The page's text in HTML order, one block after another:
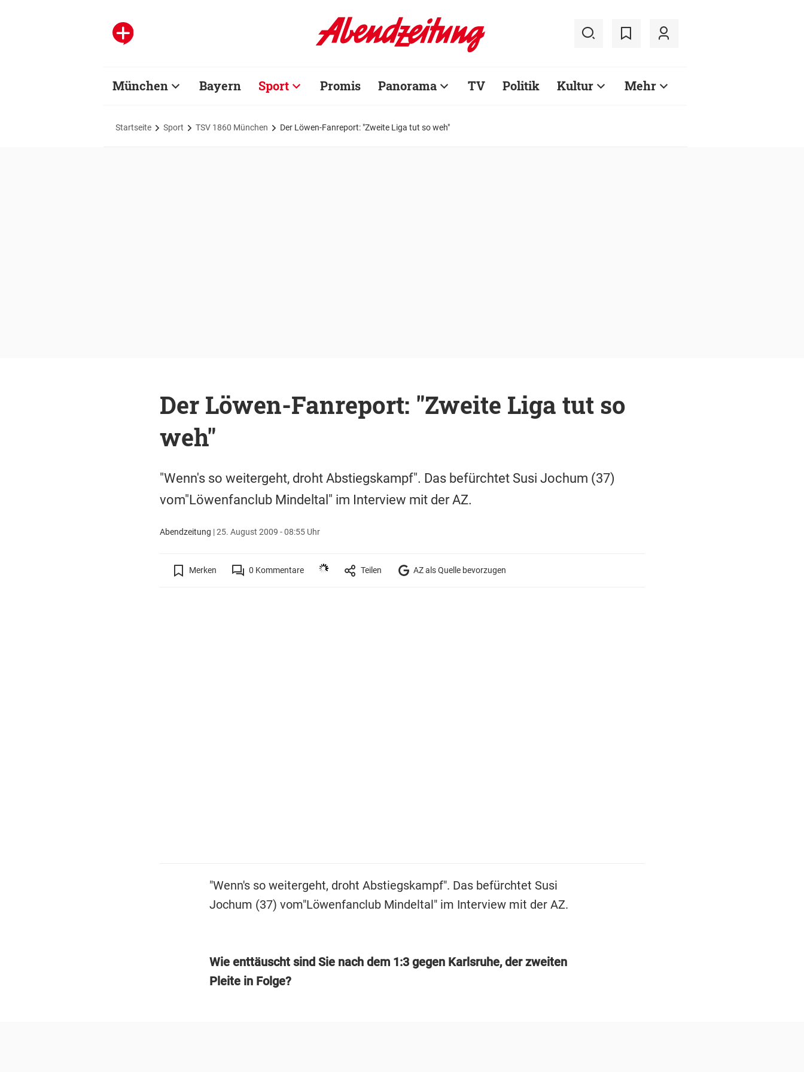
München Bayern Sport Promis Panorama TV Politik Kultur Mehr
Startseite Sport TSV 1860 München Der Löwen-Fanreport: "Zweite Liga tut so weh"
Der Löwen-Fanreport: "Zweite Liga tut so
weh"
"Wenn's so weitergeht, droht Abstiegskampf". Das befürchtet Susi Jochum (37)
vom"Löwenfanclub Mindeltal" im Interview mit der AZ.
Abendzeitung |25. August 2009 - 08:55 Uhr
Merken 0 Kommentare Teilen AZ als Quelle bevorzugen
"Wenn's so weitergeht, droht Abstiegskampf". Das befürchtet Susi
Jochum (37) vom"Löwenfanclub Mindeltal" im Interview mit der AZ.
Wie enttäuscht sind Sie nach dem 1:3 gegen Karlsruhe, der zweiten
Pleite in Folge?